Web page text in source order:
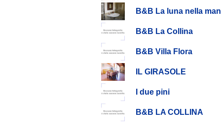
B&B La luna nella
B&B La Collina
B&B Villa Flora
IL GIRASOLE
I due pini
B&B LA COLLINA